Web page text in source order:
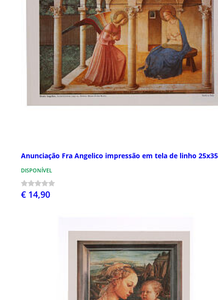
Anunciação Fra Angelico impressão em tela de linho
DISPONÍVEL
€ 14,90